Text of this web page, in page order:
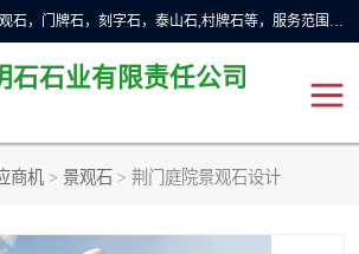
武汉明石石业公司主营景观石，门牌石，刻字石，泰山石,村牌石等，服务范围主要有：武汉，咸宁等地区。公司秉承敬业奉献、锐意创新的企业精神，从无到有，从小到大，以一种产业报国的创业精神，竭诚为客户提供服务，为社会设计财富。
石石业有限责任公司
商机 > 景观石 > 荆门庭院景观石设计